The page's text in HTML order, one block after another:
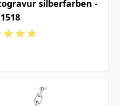
silberfarben -
1518